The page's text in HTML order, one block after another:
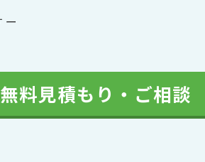
ー
無料見積もり・ご相談